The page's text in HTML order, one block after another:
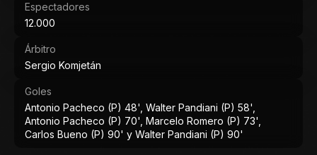
Espectadores
12.000
Árbitro
Sergio Komjetán
Goles
Antonio Pacheco (P) 48', Walter Pandiani (P) 58',
Antonio Pacheco (P) 70', Marcelo Romero (P) 73',
Carlos Bueno (P) 90' y Walter Pandiani (P) 90'